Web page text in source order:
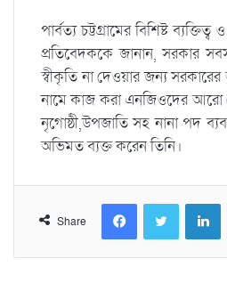
পার্বত্য চট্টগ্রামের বিশিষ্ট
প্রতিবেদককে জানান, সরকার
স্বীকৃতি না দেওয়ার জন্য
নামে কাজ করা এনজিওদের আরো
নৃগোষ্ঠী,উপজাতি সহ নানা পদ
অভিমত ব্যক্ত করেন তিনি।
Share